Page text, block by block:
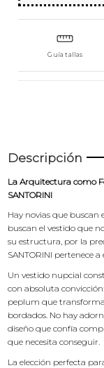
Guía tallas
Descripción
La Arquitectura como
SANTORINI
Hay novias que buscan
buscan el vestido que
su estructura, por la
SANTORINI pertenece
Un vestido nupcial
con absoluta
peplum que
bordados. No hay
diseño que confía
que necesita conseguir.
La elección perfecta